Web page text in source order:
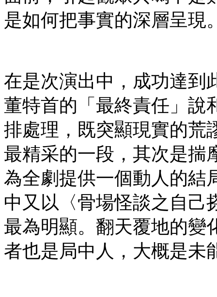
是如何把事實的深層呈現
在是次演出中，成功達到
董特首的「最終責任」說
排處理，既突顯現實的荒
最精采的一段，其次是揣
為全劇提供一個動人的結
中又以〈骨場怪談之自己
最為明顯。翻天覆地的變
者也是局中人，大概是未